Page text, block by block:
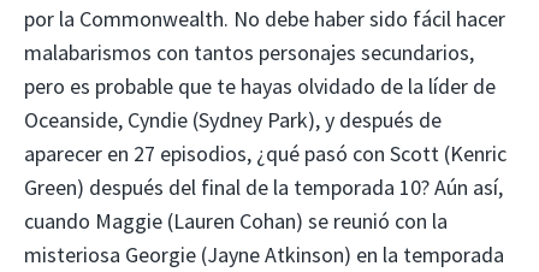
por la Commonwealth. No debe haber sido fácil hacer
malabarismos con tantos personajes secundarios,
pero es probable que te hayas olvidado de la líder de
Oceanside, Cyndie (Sydney Park), y después de
aparecer en 27 episodios, ¿qué pasó con Scott (Kenric
Green) después del final de la temporada 10? Aún así,
cuando Maggie (Lauren Cohan) se reunió con la
misteriosa Georgie (Jayne Atkinson) en la temporada